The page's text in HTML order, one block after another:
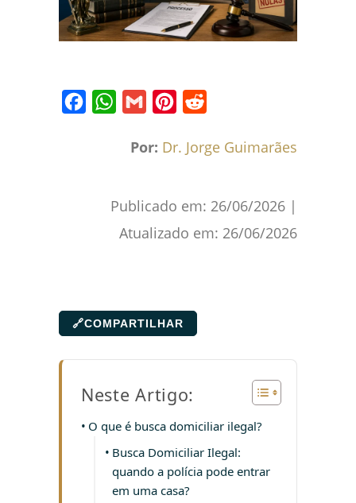
FacebookWhatsApp
Gmail Pinterest
Por: Dr. Jorge Guimarães
Publicado em: 26/06/2026 |
Atualizado em: 26/06/2026
🔗COMPARTILHAR
Neste Artigo:
O que é busca domiciliar ilegal?
Busca Domiciliar Ilegal:
quando a polícia pode entrar
em uma casa?